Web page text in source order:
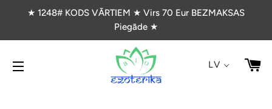
★ 1248# KODS VĀRTIEM ★ Virs 70 Eur BEZMAKSAS
Piegāde ★
VIETNES NAVIGĀCIJA
LV